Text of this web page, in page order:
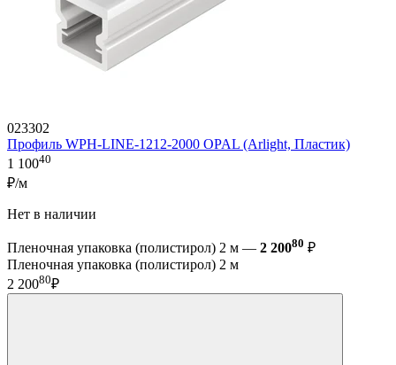
023302
Профиль WPH-LINE-1212-2000 OPAL (Arlight, Пластик)
1 10040
₽/м
Нет в наличии
Пленочная упаковка (полистирол) 2 м — 2 20080 ₽
Пленочная упаковка (полистирол) 2 м
2 20080₽